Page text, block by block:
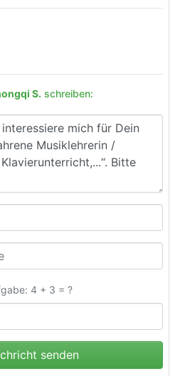
S. schreiben:
4 + 3 = ?
senden